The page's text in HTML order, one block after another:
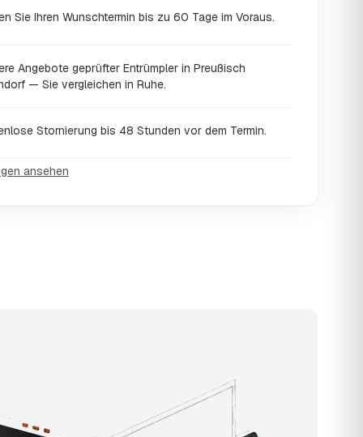
Sie Ihren Wunschtermin bis zu 60 Tage im Voraus.
Angebote geprüfter Entrümpler in Preußisch
— Sie vergleichen in Ruhe.
Stornierung bis 48 Stunden vor dem Termin.
ansehen